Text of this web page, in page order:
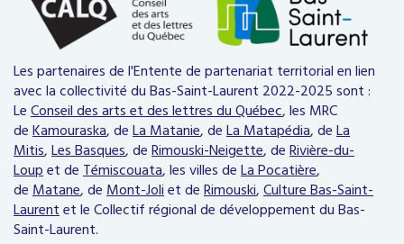
Les partenaires de l'Entente de partenariat territorial en lien
avec la collectivité du Bas-Saint-Laurent 2022-2025 sont :
LeConseil des arts et des lettres du Québec,les MRC
deKamouraska, deLa Matanie, deLa Matapédia, deLa
Mitis,Les Basques, deRimouski-Neigette, deRivière-du-
Loupet deTémiscouata, les villes deLa Pocatière,
deMatane, deMont-Joliet deRimouski,Culture Bas-Saint-
Laurentet leCollectif régional de développement duBas-
Saint-Laurent.